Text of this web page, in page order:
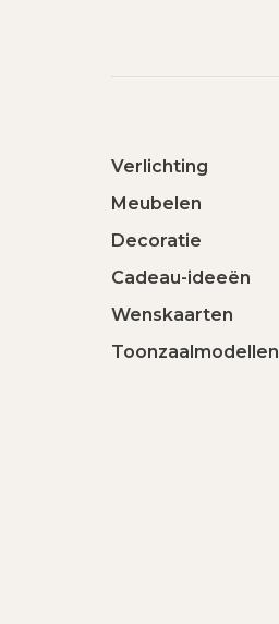
Verlichting
Meubelen
Decoratie
Cadeau-ideeën
Wenskaarten
Toonzaalmodellen